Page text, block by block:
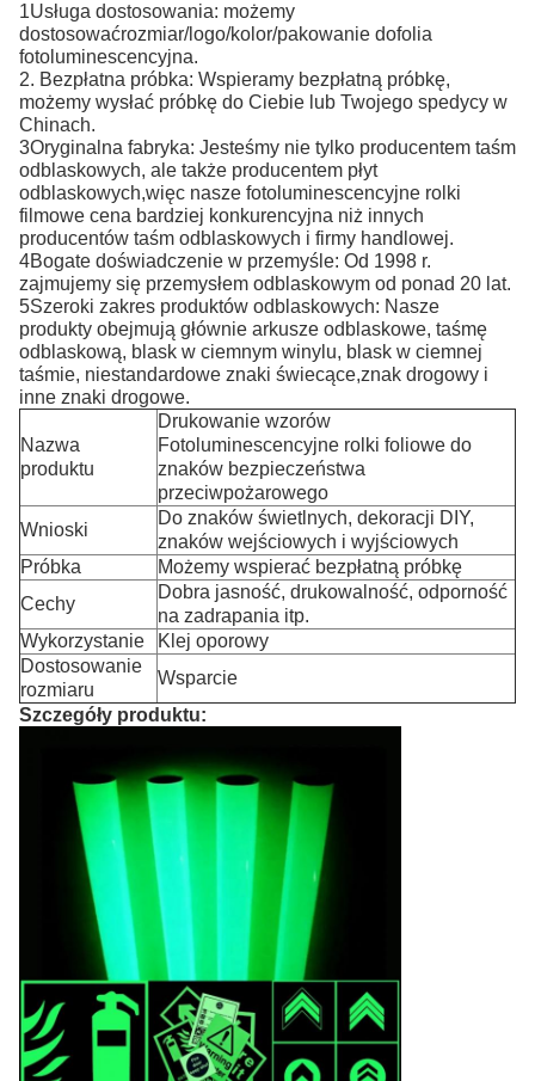
1Usługa dostosowania: możemy
dostosowaćrozmiar/logo/kolor/pakowanie dofolia
fotoluminescencyjna.
2. Bezpłatna próbka: Wspieramy bezpłatną próbkę,
możemy wysłać próbkę do Ciebie lub Twojego spedycy w
Chinach.
3Oryginalna fabryka: Jesteśmy nie tylko producentem taśm
odblaskowych, ale także producentem płyt
odblaskowych,więc nasze fotoluminescencyjne rolki
filmowe cena bardziej konkurencyjna niż innych
producentów taśm odblaskowych i firmy handlowej.
4Bogate doświadczenie w przemyśle: Od 1998 r.
zajmujemy się przemysłem odblaskowym od ponad 20 lat.
5Szeroki zakres produktów odblaskowych: Nasze
produkty obejmują głównie arkusze odblaskowe, taśmę
odblaskową, blask w ciemnym winylu, blask w ciemnej
taśmie, niestandardowe znaki świecące,znak drogowy i
inne znaki drogowe.
Nazwa
produktu
Drukowanie wzorów
Fotoluminescencyjne rolki foliowe do
znaków bezpieczeństwa
przeciwpożarowego
Wnioski
Do znaków świetlnych, dekoracji DIY,
znaków wejściowych i wyjściowych
Próbka
Możemy wspierać bezpłatną próbkę
Cechy
Dobra jasność, drukowalność, odporność
na zadrapania itp.
Wykorzystanie
Klej oporowy
Dostosowanie
rozmiaru
Wsparcie
Szczegóły produktu: